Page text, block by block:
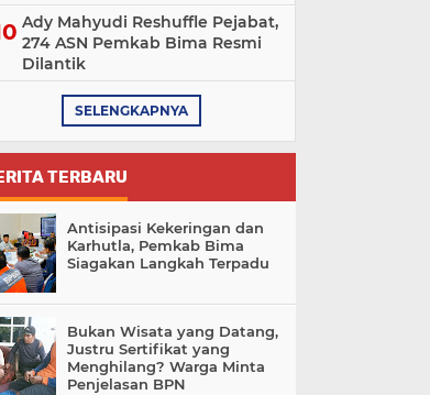
Ady Mahyudi Reshuffle Pejabat,
274 ASN Pemkab Bima Resmi
Dilantik
SELENGKAPNYA
TERBARU
Antisipasi Kekeringan dan
Karhutla, Pemkab Bima
Siagakan Langkah Terpadu
Bukan Wisata yang Datang,
Justru Sertifikat yang
Menghilang? Warga Minta
Penjelasan BPN